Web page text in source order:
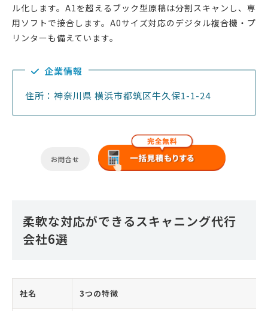
ル化します。A1を超えるブック型原稿は分割スキャンし、専
用ソフトで接合します。A0サイズ対応のデジタル複合機・プ
リンターも備えています。
企業情報
住所：神奈川県 横浜市都筑区牛久保1-1-24
お問合せ
柔軟な対応ができるスキャニング代行
会社6選
社名 3つの特徴